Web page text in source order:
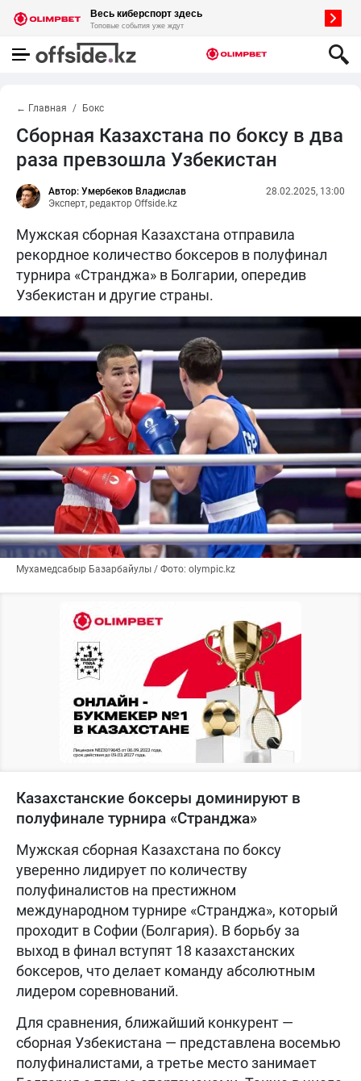
← Главная Бокс
Сборная Казахстана по боксу в два
раза превзошла Узбекистан
Автор: Умербеков Владислав
Эксперт, редактор Offside.kz
28.02.2025, 13:00
Мужская сборная Казахстана отправила
рекордное количество боксеров в полуфинал
турнира «Странджа» в Болгарии, опередив
Узбекистан и другие страны.
Мухамедсабыр Базарбайулы / Фото: olympic.kz
Казахстанские боксеры доминируют в
полуфинале турнира «Странджа»
Мужская сборная Казахстана по боксу
уверенно лидирует по количеству
полуфиналистов на престижном
международном турнире «Странджа», который
проходит в Софии (Болгария). В борьбу за
выход в финал вступят 18 казахстанских
боксеров, что делает команду абсолютным
лидером соревнований.
Для сравнения, ближайший конкурент —
сборная Узбекистана — представлена восемью
полуфиналистами, а третье место занимает